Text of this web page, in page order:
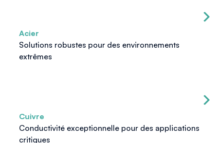
Acier
Solutions robustes pour des environnements
extrêmes
Cuivre
Conductivité exceptionnelle pour des applications
critiques